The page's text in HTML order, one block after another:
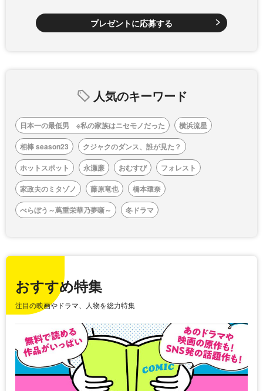
プレゼントに応募する
人気のキーワード
日本一の最低男 ※私の家族はニセモノだった
横浜流星
相棒 season23
クジャクのダンス、誰が見た？
ホットスポット
永瀬廉 おむすび
フォレスト
家政夫のミタゾノ
藤原竜也
橋本環奈
べらぼう～蔦重栄華乃夢噺～
冬ドラマ
おすすめ特集
注目の映画やドラマ、人物を総力特集